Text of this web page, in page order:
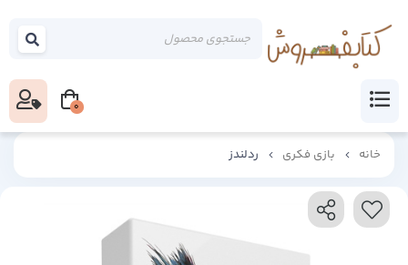
خانه بازی فکری ردلندز
0